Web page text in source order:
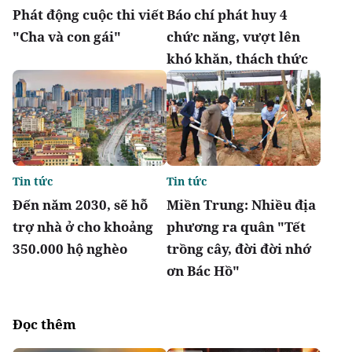
Phát động cuộc thi viết
"Cha và con gái"
Báo chí phát huy 4
chức năng, vượt lên
khó khăn, thách thức
Đến năm 2030, sẽ hỗ
trợ nhà ở cho khoảng
350.000 hộ nghèo
Tin tức
Miền Trung: Nhiều địa
phương ra quân "Tết
trồng cây, đời đời nhớ
ơn Bác Hồ"
Tin tức
Đọc thêm